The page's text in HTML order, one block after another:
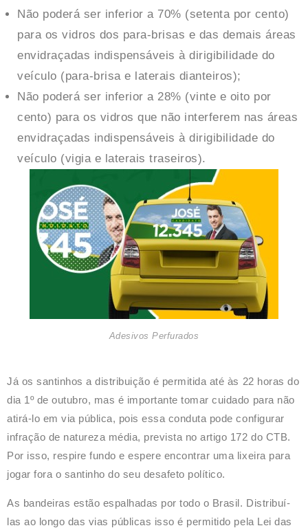
Não poderá ser inferior a 70% (setenta por cento)
para os vidros dos para-brisas e das demais áreas
envidraçadas indispensáveis à dirigibilidade do
veículo (para-brisa e laterais dianteiros);
Não poderá ser inferior a 28% (vinte e oito por
cento) para os vidros que não interferem nas áreas
envidraçadas indispensáveis à dirigibilidade do
veículo (vigia e laterais traseiros).
Adesivos Perfurados
Já os santinhos a distribuição é permitida até às 22 horas do
dia 1º de outubro, mas é importante tomar cuidado para não
atirá-lo em via pública, pois essa conduta pode configurar
infração de natureza média, prevista no artigo 172 do CTB.
Por isso, respire fundo e espere encontrar uma lixeira para
jogar fora o santinho do seu desafeto político.
As bandeiras estão espalhadas por todo o Brasil. Distribuí-
las ao longo das vias públicas isso é permitido pela Lei das